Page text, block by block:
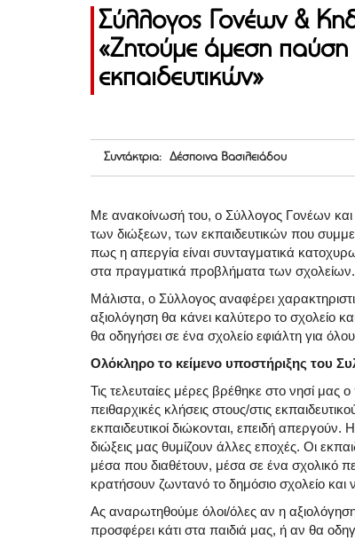
Σύλλογος Γονέων &
«Ζητούμε άμεση
εκπαιδευτικών»
Συντάκτρια: Δέσποινα Βασιλειάδου
Με ανακοίνωσή του, ο Σύλλογος Γονέων
των διώξεων, των εκπαιδευτικών που
πως η απεργία είναι συνταγματικά
στα πραγματικά προβλήματα των σχολείων.
Μάλιστα, ο Σύλλογος αναφέρει
αξιολόγηση θα κάνει καλύτερο το σχολείο
θα οδηγήσει σε ένα σχολείο εφιάλτη για
Ολόκληρο το κείμενο υποστήριξης του
Τις τελευταίες μέρες βρέθηκε στο νησί μας
πειθαρχικές κλήσεις στους/στις
εκπαιδευτικοί διώκονται, επειδή απεργούν.
διώξεις μας θυμίζουν άλλες εποχές. Οι
μέσα που διαθέτουν, μέσα σε ένα σχολικό
κρατήσουν ζωντανό το δημόσιο σχολείο
Ας αναρωτηθούμε όλοι/όλες αν η
προσφέρει κάτι στα παιδιά μας, ή αν θα